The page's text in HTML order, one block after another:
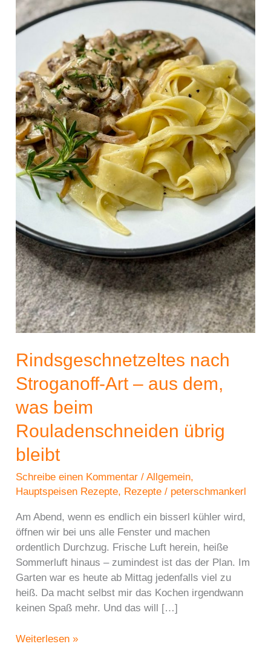
Rindsgeschnetzeltes nach
Stroganoff-Art – aus dem,
was beim
Rouladenschneiden übrig
bleibt
Schreibe einen Kommentar /Allgemein,
Hauptspeisen Rezepte, Rezepte / peterschmankerl
Am Abend, wenn es endlich ein bisserl kühler wird,
öffnen wir bei uns alle Fenster und machen
ordentlich Durchzug. Frische Luft herein, heiße
Sommerluft hinaus – zumindest ist das der Plan. Im
Garten war es heute ab Mittag jedenfalls viel zu
heiß. Da macht selbst mir das Kochen irgendwann
keinen Spaß mehr. Und das will […]
Rindsgeschnetzeltes
Weiterlesen »